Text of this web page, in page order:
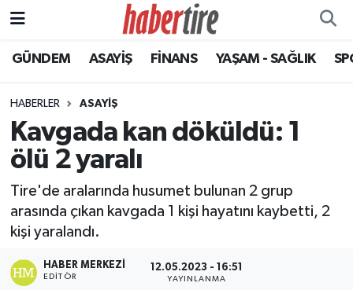
GÜNDEM ASAYİŞ FİNANS YAŞAM - SAĞLIK
HABERLER ASAYİŞ
Kavgada kan döküldü: 1
ölü 2 yaralı
Tire'de aralarında husumet bulunan 2 grup
arasında çıkan kavgada 1 kişi hayatını kaybetti, 2
kişi yaralandı.
HABER MERKEZI
EDITÖR
12.05.2023 - 16:51
YAYINLANMA
Tire Nöbetçi Eczaneler
Tire Hava Durumu
Tire Trafik Yoğunluk Haritası
Tüm Manşetler
Son Dakika Haberleri